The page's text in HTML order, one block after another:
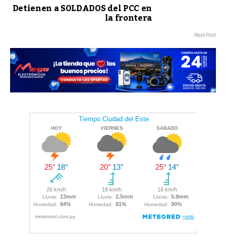
Detienen a SOLDADOS del PCC en
la frontera
Next Post